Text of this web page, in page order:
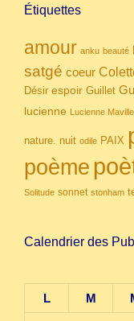
Étiquettes
amour anku beauté
satgé coeur
Désir espoir Guillet
lucienne Lucienne
nature. nuit odile PAIX
poème
Solitude sonnet stonham
Calendrier des
L
M